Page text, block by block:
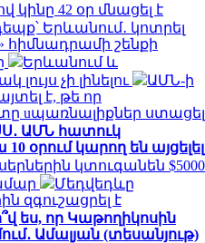
42 օր մնացել է
Երևանում․ կոտրել
հիմնադրամի շենքի
Երևանում և
չի լինելու
ԱՄՆ-ի
է, թե որ
uպառնալիքներ ստացել
ԱՄՆ հատուկ
օրում կարող են այցելել
կտուգանեն $5000
Մեդվեդևը
զգուշացրել է
ես, որ Կաթողիկոսին
Ամալյան (տեսանյութ)